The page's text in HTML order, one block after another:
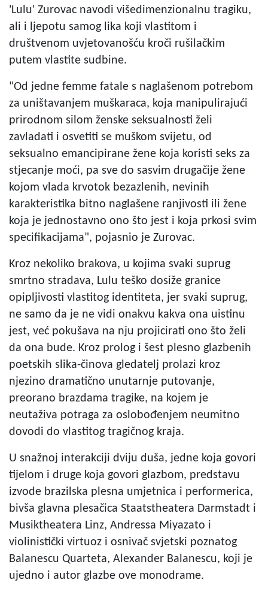
'Lulu' Zurovac navodi višedimenzionalnu tragiku,
ali i ljepotu samog lika koji vlastitom i
društvenom uvjetovanošću kroči rušilačkim
putem vlastite sudbine.
"Od jedne femme fatale s naglašenom potrebom
za uništavanjem muškaraca, koja manipulirajući
prirodnom silom ženske seksualnosti želi
zavladati i osvetiti se muškom svijetu, od
seksualno emancipirane žene koja koristi seks za
stjecanje moći, pa sve do sasvim drugačije žene
kojom vlada krvotok bezazlenih, nevinih
karakteristika bitno naglašene ranjivosti ili žene
koja je jednostavno ono što jest i koja prkosi svim
specifikacijama", pojasnio je Zurovac.
Kroz nekoliko brakova, u kojima svaki suprug
smrtno stradava, Lulu teško dosiže granice
opipljivosti vlastitog identiteta, jer svaki suprug,
ne samo da je ne vidi onakvu kakva ona uistinu
jest, već pokušava na nju projicirati ono što želi
da ona bude. Kroz prolog i šest plesno glazbenih
poetskih slika-činova gledatelj prolazi kroz
njezino dramatično unutarnje putovanje,
preorano brazdama tragike, na kojem je
neutaživa potraga za oslobođenjem neumitno
dovodi do vlastitog tragičnog kraja.
U snažnoj interakciji dviju duša, jedne koja govori
tijelom i druge koja govori glazbom, predstavu
izvode brazilska plesna umjetnica i performerica,
bivša glavna plesačica Staatstheatera Darmstadt i
Musiktheatera Linz, Andressa Miyazato i
violinistički virtuoz i osnivač svjetski poznatog
Balanescu Quarteta, Alexander Balanescu, koji je
ujedno i autor glazbe ove monodrame.